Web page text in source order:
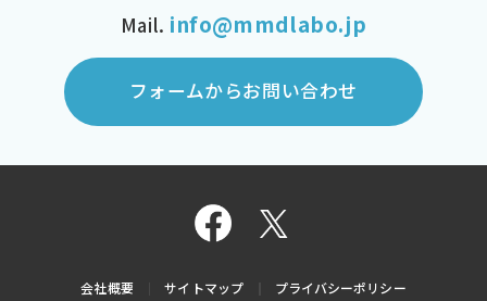
Mail. info@mmdlabo.jp
フォームからお問い合わせ
会社概要 サイトマップ プライバシーポリシー